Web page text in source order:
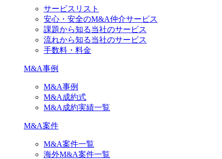
サービスリスト
安心・安全のM&A仲介サービス
課題から知る当社のサービス
流れから知る当社のサービス
手数料・料金
M&A事例
M&A事例
M&A成約式
M&A成約実績一覧
M&A案件
M&A案件一覧
海外M&A案件一覧